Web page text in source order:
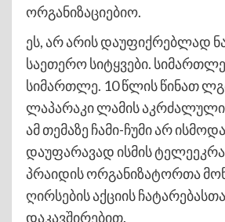
ორგანიზაციებიო.
ეს, არ არის დაუფიქრებლად
საეთერო სიტყვები.
სიმართლე. 10 წლის წინათ
ლაპარაკი ლამის აკრძალული
ამ თემაზე ჩამი-ჩუმი არ
დაუფარავად ისმის
პრაიდის ორგანიზატორთა
ღირსების აქციის
დაკავშირებით.